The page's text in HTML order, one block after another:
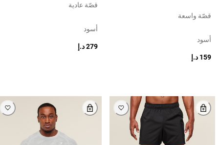
قصّة واسعة
أسود
159 د.إ
قصّة عادية
أسود
279 د.إ